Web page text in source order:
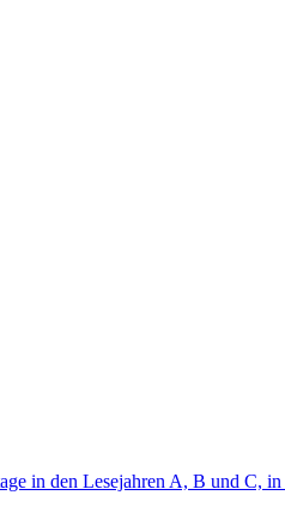
in den Lesejahren A, B und C,